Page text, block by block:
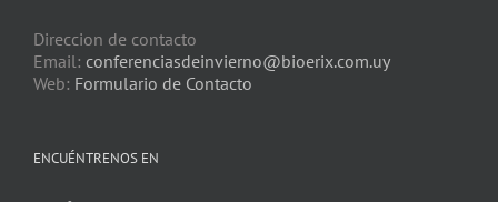
Direccion de contacto
Email: conferenciasdeinvierno@bioerix.com.uy
Web: Formulario de Contacto
ENCUÉNTRENOS EN